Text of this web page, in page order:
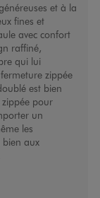
et à la
fines et
avec confort
raffiné,
qui lui
zippée
est bien
pour
un
les
aux